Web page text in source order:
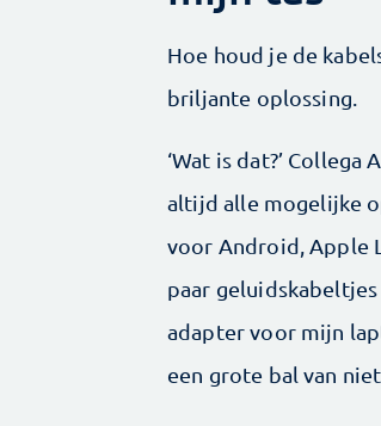
Hoe houd je de
briljante oplossing.
‘Wat is dat?’
altijd alle mogelijke
voor Android, Apple
paar
adapter voor mijn
een grote bal van